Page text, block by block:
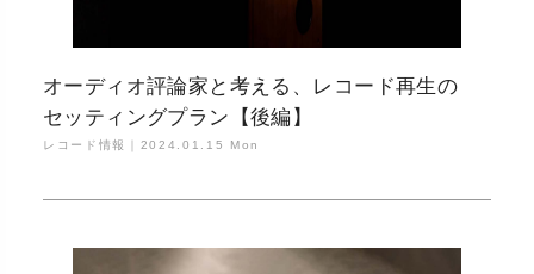
オーディオ評論家と考える、レコード再生の
セッティングプラン【後編】
レコード情報｜ 2024.01.15 Mon